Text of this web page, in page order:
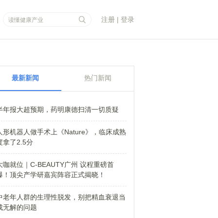
注册 | 登录
最新新闻 热门新闻
年报大超预期，药明康德扫清一切质疑
形机器人做手术上《Nature》，临床成熟
拿了2.5分
咖就位｜C-BEAUTY广州 议程重磅首
！顶尖产学研嘉宾阵容正式揭晓！
老年人群的生理性脱发，别把精血衰退当
无解的问题